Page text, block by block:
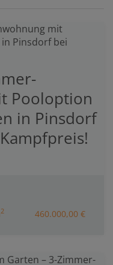
Pooloption
in Pinsdorf
2 460.000,00 €